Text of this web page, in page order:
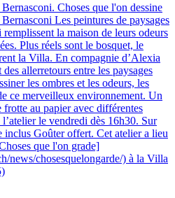
. Choses que l'on dessine
Les peintures de paysages
la maison de leurs odeurs
Plus réels sont le bosquet, le
la Villa. En compagnie d’Alexia
allerretours entre les paysages
les ombres et les odeurs, les
ce merveilleux environnement. Un
au papier avec différentes
le vendredi dès 16h30. Sur
Goûter offert. Cet atelier a lieu
que l'on grade]
news/chosesquelongarde/) à la Villa